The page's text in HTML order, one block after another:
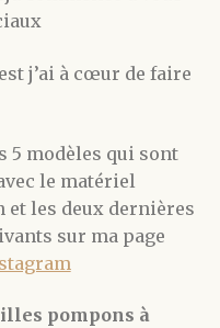
j’ai à cœur de faire
5 modèles qui sont
le matériel
et les deux dernières
sur ma page
pompons à